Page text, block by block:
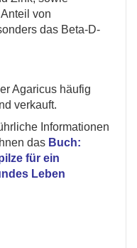
von
das Beta-D-
Agaricus häufig
verkauft.
Informationen
das Buch:
für ein
Leben